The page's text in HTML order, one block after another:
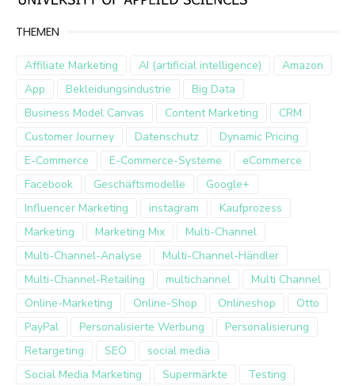
THEMEN
Affiliate Marketing AI (artificial intelligence)
Amazon
App
Bekleidungsindustrie
Big Data
Business Model Canvas
Content Marketing
CRM
Customer Journey
Datenschutz
Dynamic Pricing
E-Commerce
E-Commerce-Systeme
eCommerce
Facebook
Geschäftsmodelle
Google+
Influencer Marketing
instagram
Kaufprozess
Marketing
Marketing Mix
Multi-Channel
Multi-Channel-Analyse
Multi-Channel-Händler
Multi-Channel-Retailing
multichannel
Multi Channel
Online-Marketing
Online-Shop Onlineshop
Otto
PayPal
Personalisierte Werbung
Personalisierung
Retargeting
SEO
social media
Social Media Marketing
Supermärkte
Testing